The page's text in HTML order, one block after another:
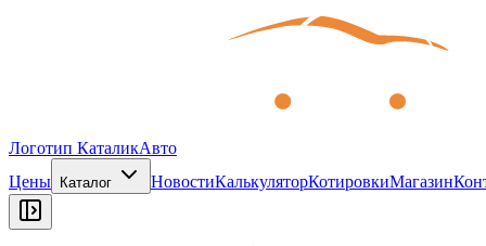
Логотип КаталикАвто
Цены
Каталог НовостиКалькуляторКотировкиМагазин